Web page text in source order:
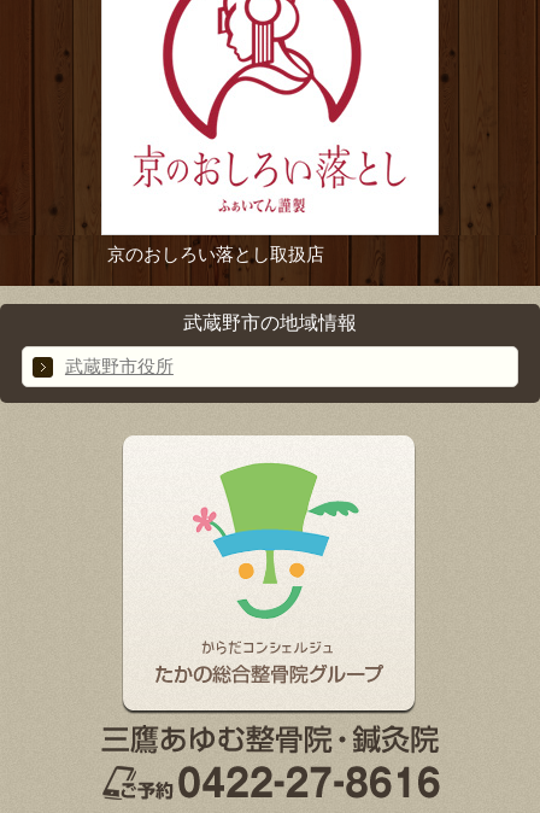
京のおしろい落とし取扱店
武蔵野市の地域情報
武蔵野市役所